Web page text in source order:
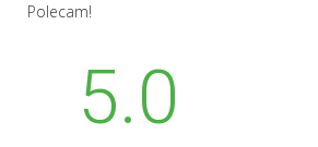
Polecam!
5.0